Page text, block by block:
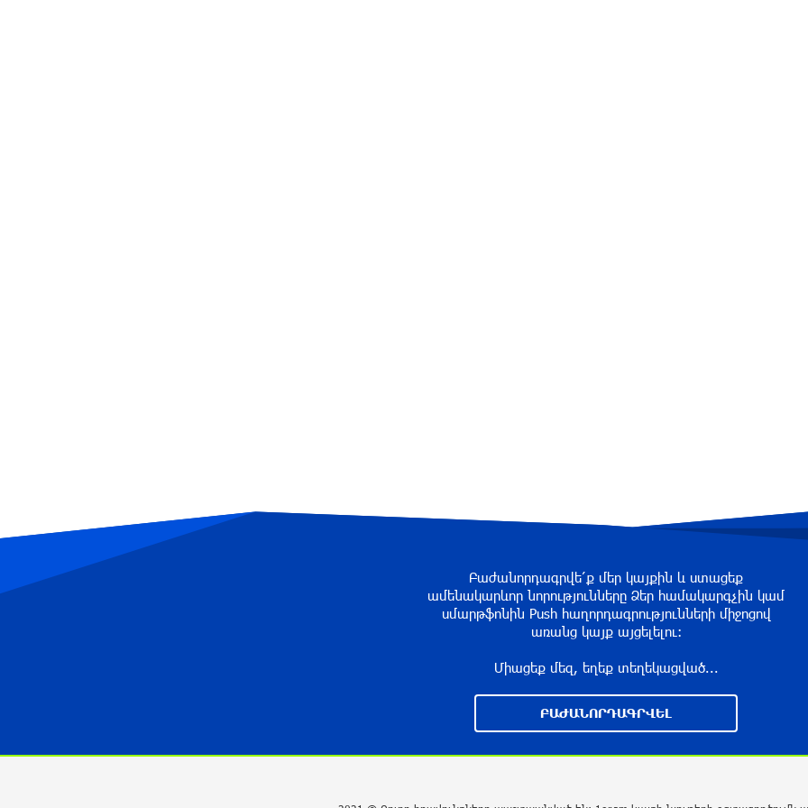
Բաժանորդագրվե՛ք մեր կայքին և ստացեք
ամենակարևոր նորությունները Ձեր համակարգչին կամ
սմարթֆոնին Push հաղորդագրությունների միջոցով
առանց կայք այցելելու։
Միացեք մեզ, եղեք տեղեկացված...
ԲԱԺԱՆՈՐԴԱԳՐՎԵԼ